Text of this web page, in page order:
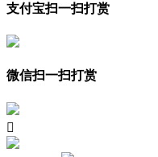
支付宝扫一扫打赏
微信扫一扫打赏
